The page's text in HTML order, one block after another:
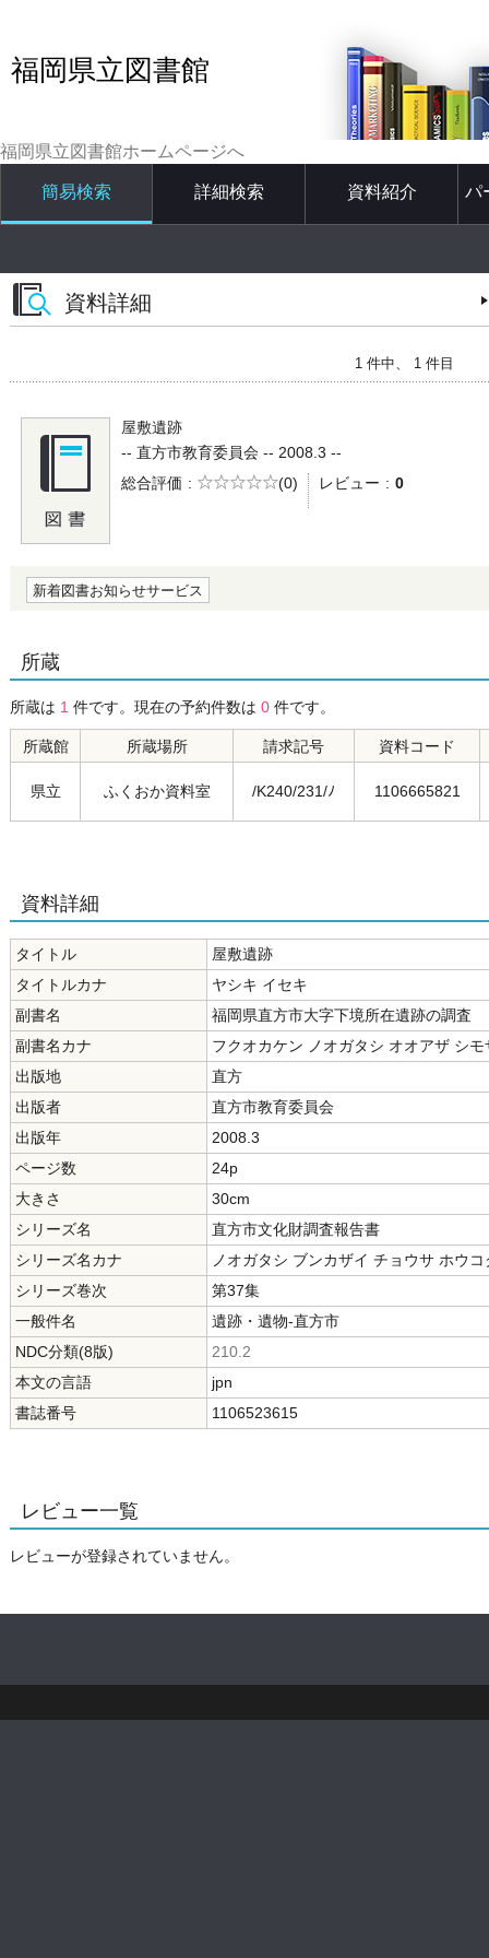
福岡県立図書館
福岡県立図書館ホームページへ
簡易検索 詳細検索 資料紹介 パ
資料詳細
1 件中、 1 件目
屋敷遺跡
-- 直方市教育委員会 -- 2008.3 --
総合評価
5段階評価
(0) レビュー 0
新着図書お知らせサービス
所蔵
所蔵は 1 件です。現在の予約件数は 0 件です。
所蔵館 所蔵場所 請求記号 資料コード
県立 ふくおか資料室 /K240/231/ﾉ 1106665821
資料詳細
タイトル
屋敷遺跡
タイトルカナ
ヤシキ イセキ
副書名
福岡県直方市大字下境所在遺跡の調査
副書名カナ
フクオカケン ノオガタシ オオアザ シ
出版地
直方
出版者
直方市教育委員会
出版年
2008.3
ページ数
24p
大きさ
30cm
シリーズ名
直方市文化財調査報告書
シリーズ名カナ
ノオガタシ ブンカザイ チョウサ ホウコ
シリーズ巻次
第37集
一般件名
遺跡・遺物-直方市
NDC分類(8版)
210.2
本文の言語
jpn
書誌番号
1106523615
レビュー一覧
レビューが登録されていません。